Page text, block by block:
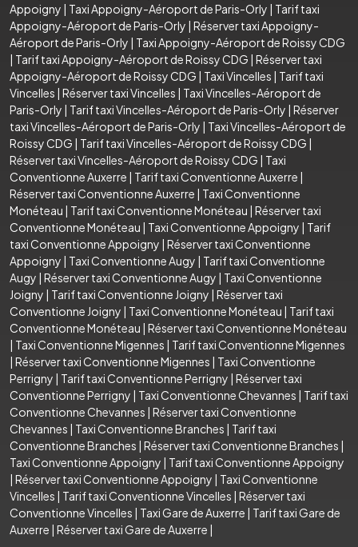
Appoigny | Taxi Appoigny-Aéroport de Paris-Orly | Tarif taxi
Appoigny-Aéroport de Paris-Orly | Réserver taxi Appoigny-
Aéroport de Paris-Orly | Taxi Appoigny-Aéroport de Roissy CDG
| Tarif taxi Appoigny-Aéroport de Roissy CDG | Réserver taxi
Appoigny-Aéroport de Roissy CDG | Taxi Vincelles | Tarif taxi
Vincelles | Réserver taxi Vincelles | Taxi Vincelles-Aéroport de
Paris-Orly | Tarif taxi Vincelles-Aéroport de Paris-Orly | Réserver
taxi Vincelles-Aéroport de Paris-Orly | Taxi Vincelles-Aéroport de
Roissy CDG | Tarif taxi Vincelles-Aéroport de Roissy CDG |
Réserver taxi Vincelles-Aéroport de Roissy CDG | Taxi
Conventionne Auxerre | Tarif taxi Conventionne Auxerre |
Réserver taxi Conventionne Auxerre | Taxi Conventionne
Monéteau | Tarif taxi Conventionne Monéteau | Réserver taxi
Conventionne Monéteau | Taxi Conventionne Appoigny | Tarif
taxi Conventionne Appoigny | Réserver taxi Conventionne
Appoigny | Taxi Conventionne Augy | Tarif taxi Conventionne
Augy | Réserver taxi Conventionne Augy | Taxi Conventionne
Joigny | Tarif taxi Conventionne Joigny | Réserver taxi
Conventionne Joigny | Taxi Conventionne Monéteau | Tarif taxi
Conventionne Monéteau | Réserver taxi Conventionne Monéteau
| Taxi Conventionne Migennes | Tarif taxi Conventionne Migennes
| Réserver taxi Conventionne Migennes | Taxi Conventionne
Perrigny | Tarif taxi Conventionne Perrigny | Réserver taxi
Conventionne Perrigny | Taxi Conventionne Chevannes | Tarif taxi
Conventionne Chevannes | Réserver taxi Conventionne
Chevannes | Taxi Conventionne Branches | Tarif taxi
Conventionne Branches | Réserver taxi Conventionne Branches |
Taxi Conventionne Appoigny | Tarif taxi Conventionne Appoigny
| Réserver taxi Conventionne Appoigny | Taxi Conventionne
Vincelles | Tarif taxi Conventionne Vincelles | Réserver taxi
Conventionne Vincelles | Taxi Gare de Auxerre | Tarif taxi Gare de
Auxerre | Réserver taxi Gare de Auxerre |